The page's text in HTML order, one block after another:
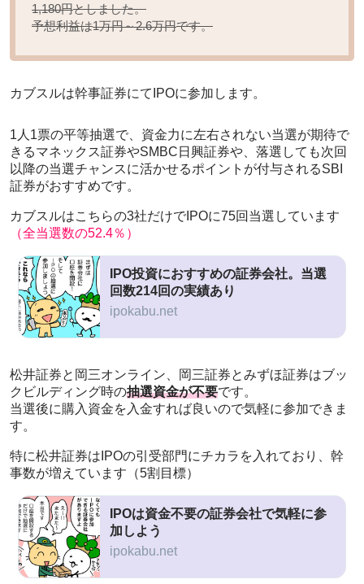
1,180円としました。
予想利益は1万円～2.6万円です。
カブスルは幹事証券にてIPOに参加します。
1人1票の平等抽選で、資金力に左右されない当選が期待で
きるマネックス証券やSMBC日興証券や、落選しても次回
以降の当選チャンスに活かせるポイントが付与されるSBI
証券がおすすめです。
カブスルはこちらの3社だけでIPOに75回当選しています
（全当選数の52.4％）
IPO投資におすすめの証券会社。当選
回数214回の実績あり
ipokabu.net
松井証券と岡三オンライン、岡三証券とみずほ証券はブッ
クビルディング時の抽選資金が不要です。
当選後に購入資金を入金すれば良いので気軽に参加できま
す。
特に松井証券はIPOの引受部門にチカラを入れており、幹
事数が増えています（5割目標）
IPOは資金不要の証券会社で気軽に参
加しよう
ipokabu.net